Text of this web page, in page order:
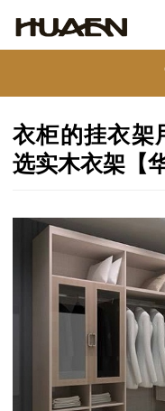
衣柜的挂衣架
选实木衣架【